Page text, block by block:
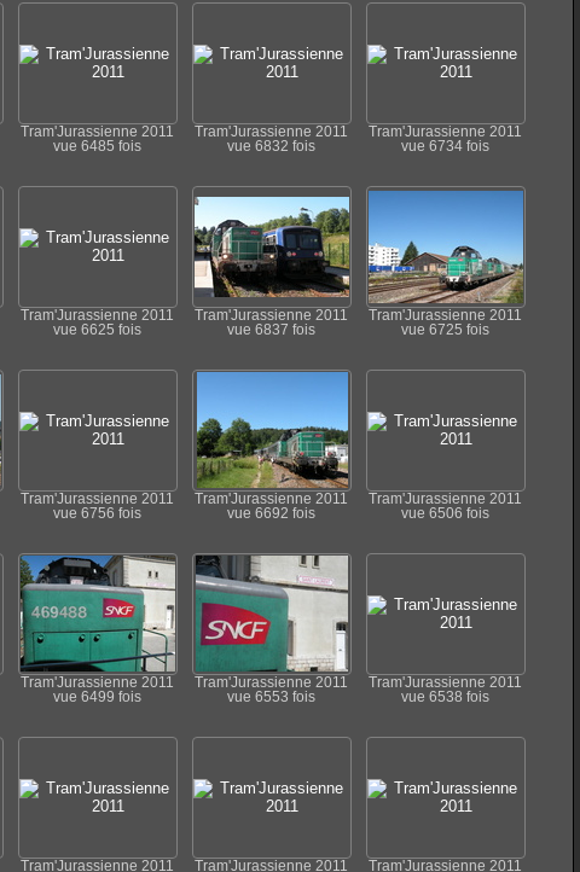
Tram'Jurassienne 2011
vue 6485 fois
Tram'Jurassienne 2011
vue 6832 fois
Tram'Jurassienne 2011
vue 6734 fois
Tram'Jurassienne 2011
vue 6625 fois
Tram'Jurassienne 2011
vue 6837 fois
Tram'Jurassienne 2011
vue 6725 fois
Tram'Jurassienne 2011
vue 6756 fois
Tram'Jurassienne 2011
vue 6692 fois
Tram'Jurassienne 2011
vue 6506 fois
Tram'Jurassienne 2011
vue 6499 fois
Tram'Jurassienne 2011
vue 6553 fois
Tram'Jurassienne 2011
vue 6538 fois
Tram'Jurassienne 2011
Tram'Jurassienne 2011
Tram'Jurassienne 2011